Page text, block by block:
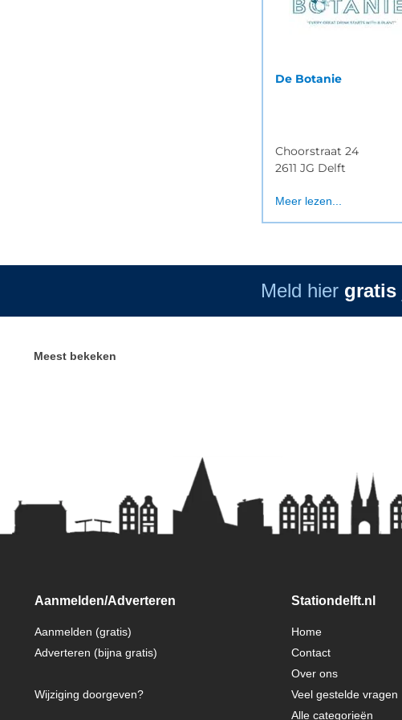
De Botanie
Choorstraat 24
2611 JG Delft
Meer lezen...
Meld hier gratis
Meest bekeken
Aanmelden/Adverteren
Aanmelden (gratis)
Adverteren (bijna gratis)
Wijziging doorgeven?
Stationdelft.nl
Home
Contact
Over ons
Veel gestelde vragen
Alle categorieën